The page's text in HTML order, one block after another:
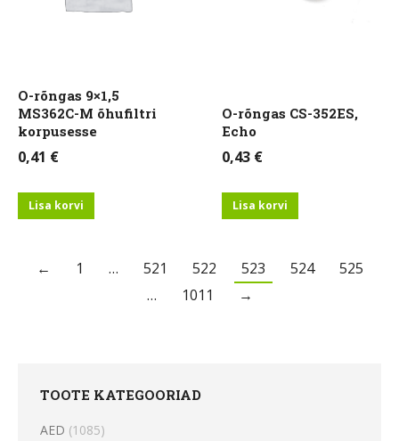
O-rõngas 9×1,5
MS362C-M õhufiltri
korpusesse
0,41 €
Lisa korvi
O-rõngas CS-352ES,
Echo
0,43 €
Lisa korvi
← 1 … 521 522 523 524
525
…
1011 →
TOOTE KATEGOORIAD
AED (1085)